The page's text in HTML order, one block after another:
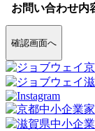
お問い合わせ内
確認画面へ